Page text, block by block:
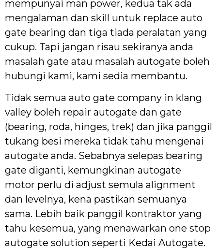
mempunyai man power, kedua tak ada
mengalaman dan skill untuk replace auto
gate bearing dan tiga tiada peralatan yang
cukup. Tapi jangan risau sekiranya anda
masalah gate atau masalah autogate boleh
hubungi kami, kami sedia membantu.
Tidak semua auto gate company in klang
valley boleh repair autogate dan gate
(bearing, roda, hinges, trek) dan jika panggil
tukang besi mereka tidak tahu mengenai
autogate anda. Sebabnya selepas bearing
gate diganti, kemungkinan autogate
motor perlu di adjust semula alignment
dan levelnya, kena pastikan semuanya
sama. Lebih baik panggil kontraktor yang
tahu kesemua, yang menawarkan one stop
autogate solution seperti Kedai Autogate.